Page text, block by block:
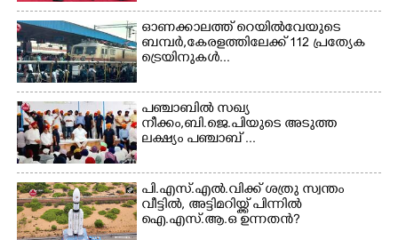
ഓണക്കാലത്ത് റെയിൽവേയുടെ
ബമ്പർ,കേരളത്തിലേക്ക് 112 പ്രത്യേക
ട്രെയിനുകൾ...
പഞ്ചാബില്‍ സഖ്യ
നീക്കം,ബി.ജെ.പിയുടെ അടുത്ത
ലക്ഷ്യം പഞ്ചാബ് ...
പി.എസ്.എൽ.വിക്ക് ശത്രു സ്വന്തം
വീട്ടിൽ, അട്ടിമറിയ്ക്ക് പിന്നിൽ
ഐ.എസ്.ആ.ഒ ഉന്നതൻ?
Copy Link